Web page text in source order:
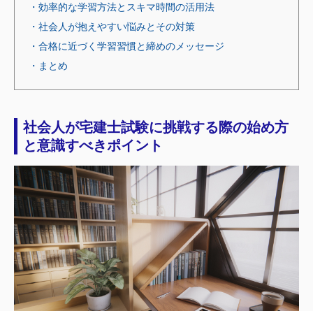
・効率的な学習方法とスキマ時間の活用法
・社会人が抱えやすい悩みとその対策
・合格に近づく学習習慣と締めのメッセージ
・まとめ
社会人が宅建士試験に挑戦する際の始め方
と意識すべきポイント